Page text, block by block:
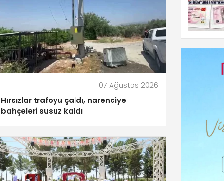
07 Ağustos 2026
Hırsızlar trafoyu çaldı, narenciye
bahçeleri susuz kaldı